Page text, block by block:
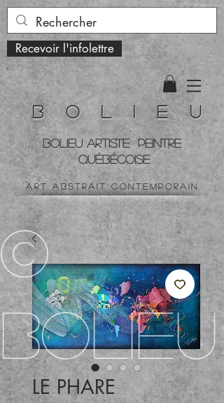
Recevoir l'infolettre
B o l i e u
BOLIEU ARTiste peintre
QUÉBÉCOISe
art ABSTRAIT contemporain
LE PHARE
©
BOLIEU